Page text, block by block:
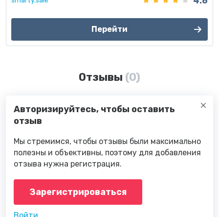
Перейти
Отзывы (0)
Авторизируйтесь, чтобы оставить
отзыв
Мы стремимся, чтобы отзывы были максимально
полезны и объективны, поэтому для добавления
отзыва нужна регистрация.
Зарегистрироваться